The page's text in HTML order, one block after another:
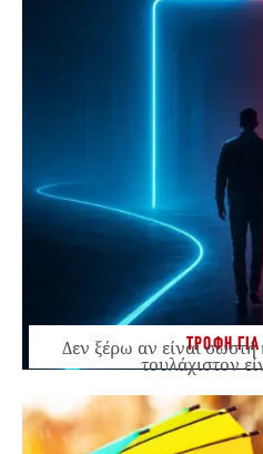
ΤΡΟΦΗ
Δεν ξέρω αν είναι
τουλάχιστον